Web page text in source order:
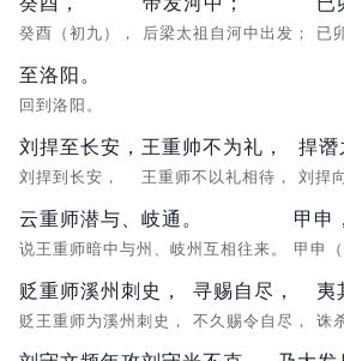
癸酉（初九）， 后梁太祖自河中出发； 已
至洛阳。
回到洛阳。
刘捍至长安，
刘捍到长安，
王重帅不为礼，
王重师不以礼相待，
捍谮
刘捍
云重师潜与、岐通。
说王重师暗中与州、岐州互相往来。
甲申，
甲申
贬重师溪州刺史，
贬王重师为溪州刺史，
寻赐自尽，
不久赐令自尽，
夷
诛